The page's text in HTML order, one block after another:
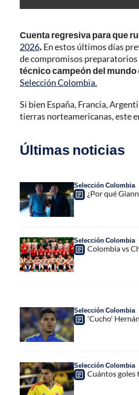
Cuenta regresiva para que
2026. En estos últimos días
de compromisos
técnico campeón del
Selección Colombia.
Si bien España, Francia,
tierras norteamericanas, este
Últimas noticias
Selección Colombia
¿Por qué
Selección Colombia
Colombia vs
Selección Colombia
'Cucho'
Selección Colombia
Cuántos goles